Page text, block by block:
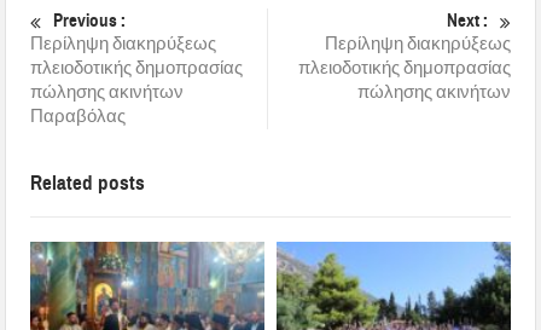
Previous :
Περίληψη διακηρύξεως
πλειοδοτικής δημοπρασίας
πώλησης ακινήτων
Παραβόλας
Next :
Περίληψη διακηρύξεως
πλειοδοτικής δημοπρασίας
πώλησης ακινήτων
Related posts